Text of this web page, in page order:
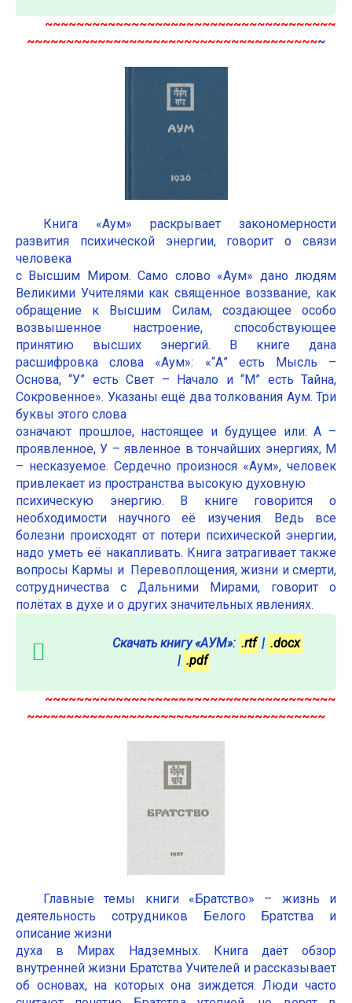
~~~~~~~~~~~~~~~~~~~~~~~~~~~~~~~~~~~~~
~~~~~~~~~~~~~~~~~~~~~~~~~~~~~~~~~~~~~~
Книга «Аум» раскрывает закономерности
развития психической энергии, говорит о связи
человека
с Высшим Миром. Само слово «Аум» дано людям
Великими Учителями как священное воззвание, как
обращение к Высшим Силам, создающее особо
возвышенное настроение, способствующее
принятию высших энергий. В книге дана
расшифровка слова «Аум»: «“А” есть Мысль –
Основа, “У” есть Свет – Начало и “М” есть Тайна,
Сокровенное». Указаны ещё два толкования Аум. Три
буквы этого слова
означают прошлое, настоящее и будущее или: А –
проявленное, У – явленное в тончайших энергиях, М
– несказуемое. Сердечно произнося «Аум», человек
привлекает из пространства высокую духовную
психическую энергию. В книге говорится о
необходимости научного её изучения. Ведь все
болезни происходят от потери психической энергии,
надо уметь её накапливать. Книга затрагивает также
вопросы Кармы и Перевоплощения, жизни и смерти,
сотрудничества с Дальними Мирами, говорит о
полётах в духе и о других значительных явлениях.
Скачать книгу «АУМ»: .rtf | .docx
| .pdf
~~~~~~~~~~~~~~~~~~~~~~~~~~~~~~~~~~~~~
~~~~~~~~~~~~~~~~~~~~~~~~~~~~~~~~~~~~~~
Главные темы книги «Братство» – жизнь и
деятельность сотрудников Белого Братства и
описание жизни
духа в Мирах Надземных. Книга даёт обзор
внутренней жизни Братства Учителей и рассказывает
об основах, на которых она зиждется. Люди часто